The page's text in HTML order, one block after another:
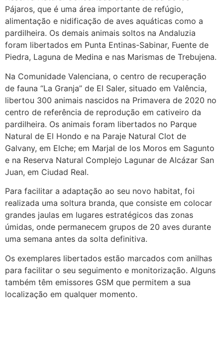
Pájaros, que é uma área importante de refúgio,
alimentação e nidificação de aves aquáticas como a
pardilheira. Os demais animais soltos na Andaluzia
foram libertados em Punta Entinas-Sabinar, Fuente de
Piedra, Laguna de Medina e nas Marismas de Trebujena.
Na Comunidade Valenciana, o centro de recuperação
de fauna “La Granja” de El Saler, situado em Valência,
libertou 300 animais nascidos na Primavera de 2020 no
centro de referência de reprodução em cativeiro da
pardilheira. Os animais foram libertados no Parque
Natural de El Hondo e na Paraje Natural Clot de
Galvany, em Elche; em Marjal de los Moros em Sagunto
e na Reserva Natural Complejo Lagunar de Alcázar San
Juan, em Ciudad Real.
Para facilitar a adaptação ao seu novo habitat, foi
realizada uma soltura branda, que consiste em colocar
grandes jaulas em lugares estratégicos das zonas
úmidas, onde permanecem grupos de 20 aves durante
uma semana antes da solta definitiva.
Os exemplares libertados estão marcados com anilhas
para facilitar o seu seguimento e monitorização. Alguns
também têm emissores GSM que permitem a sua
localização em qualquer momento.